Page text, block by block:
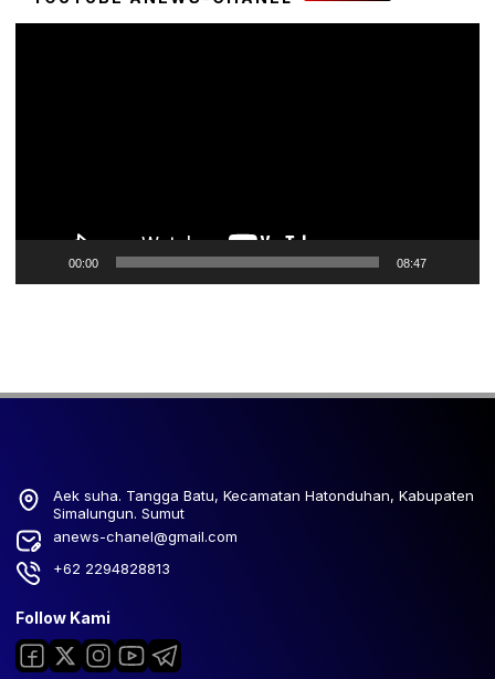
00:00 08:47
Aek suha. Tangga Batu, Kecamatan Hatonduhan, Kabupaten
Simalungun. Sumut
anews-chanel@gmail.com
+62 2294828813
Follow Kami